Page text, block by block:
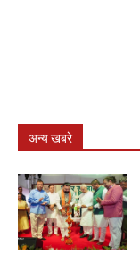
अन्य खबरे